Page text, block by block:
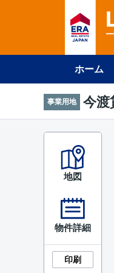
ホーム
事業用地 今渡
地図
物件詳細
印刷